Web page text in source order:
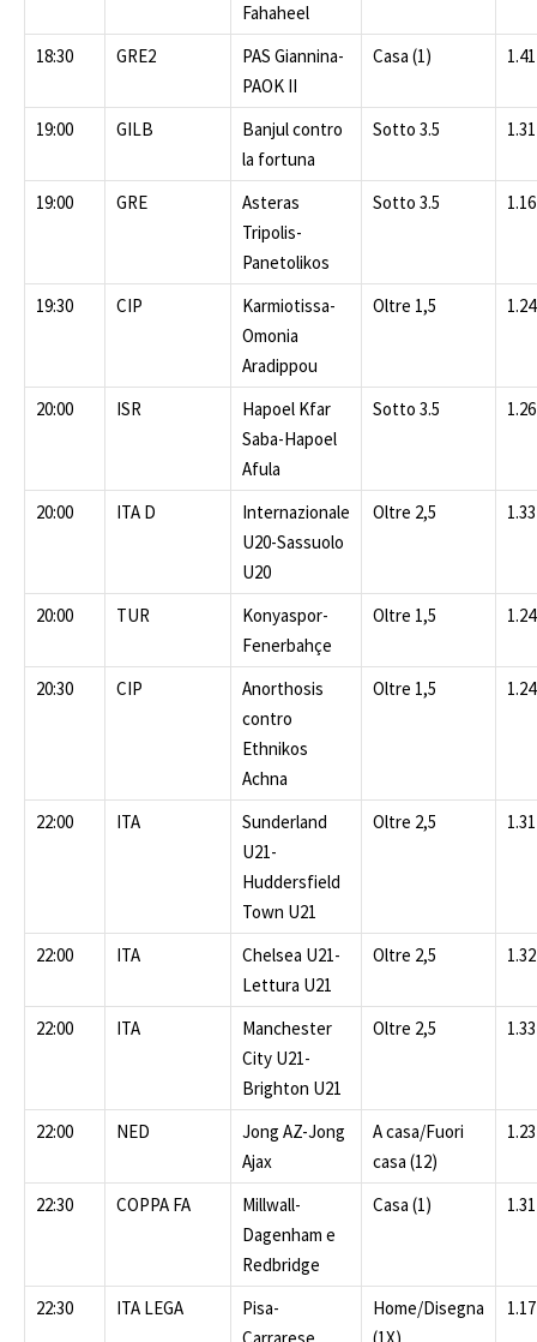
Fahaheel
18:30 GRE2
PAS Giannina-
PAOK II
Casa (1) 1.41
19:00 GILB
Banjul contro
la fortuna
Sotto 3.5 1.31
19:00 GRE
Asteras
Tripolis-
Panetolikos
Sotto 3.5 1.16
19:30 CIP
Karmiotissa-
Omonia
Aradippou
Oltre 1,5 1.24
20:00 ISR
Hapoel Kfar
Saba-Hapoel
Afula
Sotto 3.5 1.26
20:00 ITA D
Internazionale
U20-Sassuolo
U20
Oltre 2,5 1.33
20:00 TUR
Konyaspor-
Fenerbahçe
Oltre 1,5 1.24
20:30 CIP
Anorthosis
contro
Ethnikos
Achna
Oltre 1,5 1.24
22:00 ITA
Sunderland
U21-
Huddersfield
Town U21
Oltre 2,5 1.31
22:00 ITA
Chelsea U21-
Lettura U21
Oltre 2,5 1.32
22:00 ITA
Manchester
City U21-
Brighton U21
Oltre 2,5 1.33
22:00 NED
Jong AZ-Jong
Ajax
A casa/Fuori
casa (12)
1.23
22:30 COPPA FA
Millwall-
Dagenham e
Redbridge
Casa (1) 1.31
22:30 ITA LEGA
Pisa-
Home/Disegna
1.17